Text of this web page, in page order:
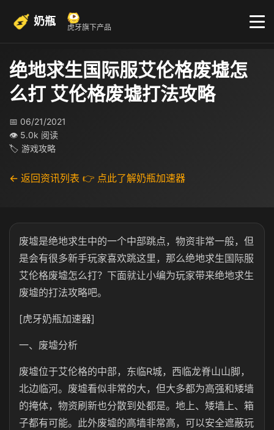
奶瓶 虎牙旗下产品
绝地求生国际服艾伦格废墟怎
么打 艾伦格废墟打法攻略
📅 06/21/2021
👁 5.0k 阅读
🏷 游戏攻略
← 返回资讯列表 👉 点此了解奶瓶加速器
废墟是绝地求生中的一个中部跳点，物资非常一般，但
是会有很多新手玩家喜欢跳这里，那么绝地求生国际服
艾伦格废墟怎么打？下面就让小编为玩家带来绝地求生
废墟的打法攻略吧。
[虎牙奶瓶加速器]
一、废墟分析
废墟位于艾伦格的中部，东临R城，西临龙脊山山脚，
北边临河。废墟看似非常的大，但大多都为高强和矮墙
的掩体，物资刷新也分散到处都是。地上、矮墙上、箱
子都有可能。此外废墟的高墙非常高，可以安全遮蔽玩